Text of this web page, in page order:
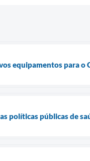
equipamentos para o
políticas públicas de